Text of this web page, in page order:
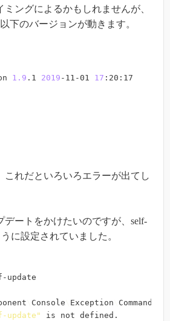
ングによるかもしれませんが、
下のバージョンが動きます。
1.9 .1 2019 -11-01 17 :20:17
これだといろいろエラーが出てし
デートをかけたいのですが、self-
に設定されていました。
update
Console Exception
update" is not defined.